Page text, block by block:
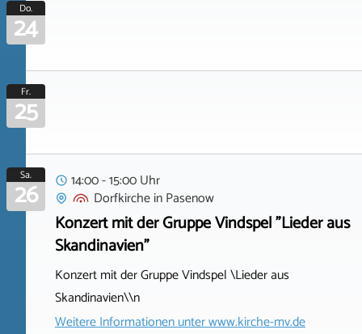
Do.
24
Fr.
25
Sa.
26
14:00 - 15:00 Uhr
DorfkircheinPasenow
Konzert mit der Gruppe Vindspel "Lieder aus
Skandinavien"
Konzert mit der Gruppe Vindspel \Lieder aus
Skandinavien\\n
Weitere Informationen unterwww.kirche-mv.de